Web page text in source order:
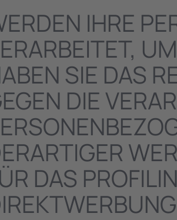
IHRE
SIE DAS
DIE
DAS